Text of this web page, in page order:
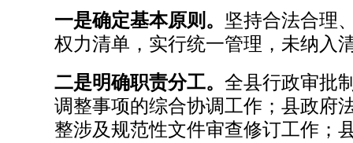
一是确定基本原则。 坚持合法合理
权力清单，实行统一管理，未纳入
二是明确职责分工。 全县行政审批
调整事项的综合协调工作；县政府
整涉及规范性文件审查修订工作；